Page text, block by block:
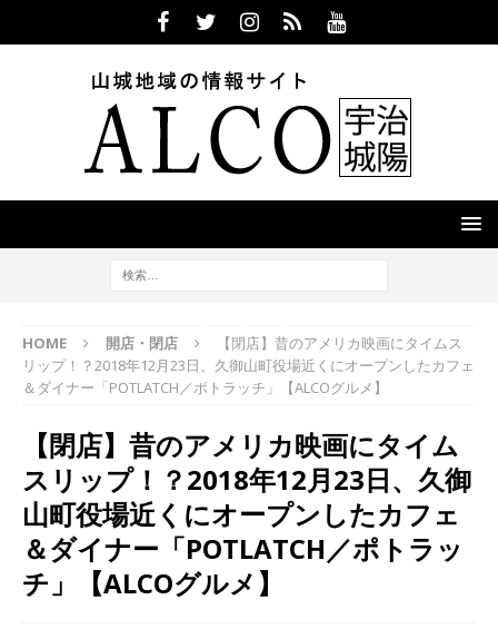
HOME 開店・閉店
【閉店】昔のアメリカ映画にタイムス
リップ！？2018年12月23日、久御山町役場近くにオープンしたカフェ
＆ダイナー「POTLATCH／ポトラッチ」【ALCOグルメ】
【閉店】昔のアメリカ映画にタイム
スリップ！？2018年12月23日、久御
山町役場近くにオープンしたカフェ
＆ダイナー「POTLATCH／ポトラッ
チ」【ALCOグルメ】